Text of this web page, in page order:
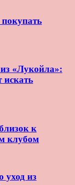
«Лукойла»:
искать
к
клубом
уход из